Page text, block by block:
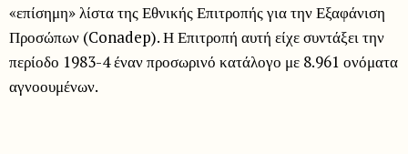
«επίσημη» λίστα της Εθνικής Επιτροπής για την Εξαφάνιση
Προσώπων (Conadep). Η Επιτροπή αυτή είχε συντάξει την
περίοδο 1983-4 έναν προσωρινό κατάλογο με 8.961 ονόματα
αγνοουμένων.